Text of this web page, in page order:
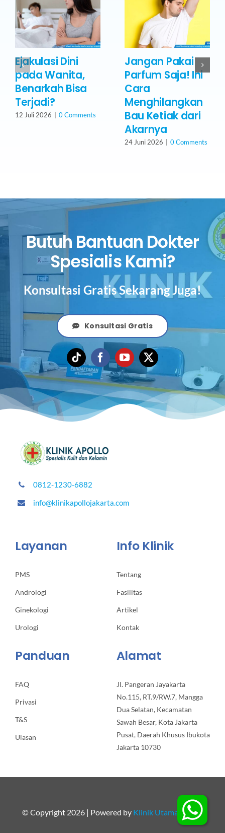
Ejakulasi Dini
pada Wanita,
Benarkah Bisa
Terjadi?
12 Juli 2026 0 Comments
Jangan Pakai
Parfum Saja! Ini
Cara
Menghilangkan
Bau Ketiak dari
Akarnya
24 Juni 2026 0 Comments
Butuh Bantuan Dokter
Spesialis Kami?
Konsultasi Gratis Sekarang Juga!
Konsultasi Gratis
0812-1230-6882
info@klinikapollojakarta.com
Layanan
PMS
Andrologi
Ginekologi
Urologi
Info Klinik
Tentang
Fasilitas
Artikel
Kontak
Panduan
FAQ
Privasi
T&S
Ulasan
Alamat
Jl. Pangeran Jayakarta
No.115, RT.9/RW.7, Mangga
Dua Selatan, Kecamatan
Sawah Besar, Kota Jakarta
Pusat, Daerah Khusus Ibukota
Jakarta 10730
© Copyright 2026 | Powered by Klinik Utama Apollo